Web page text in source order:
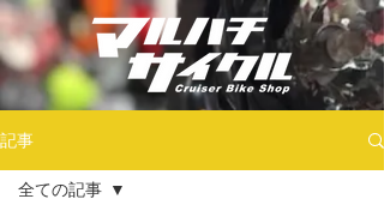
記事
全ての記事